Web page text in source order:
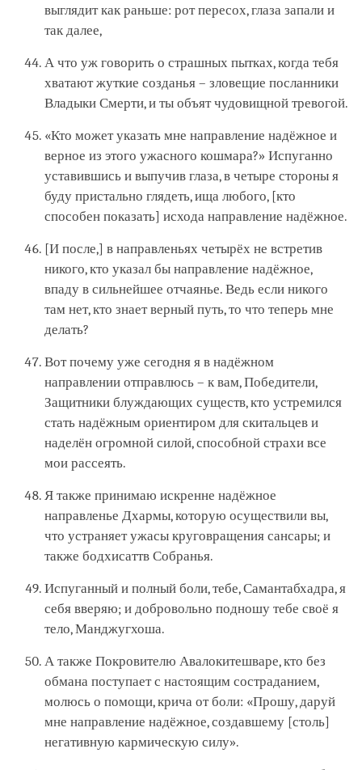
выглядит как раньше: рот пересох, глаза запали и
так далее,
А что уж говорить о страшных пытках, когда тебя
хватают жуткие созданья – зловещие посланники
Владыки Смерти, и ты объят чудовищной тревогой.
«Кто может указать мне направление надёжное и
верное из этого ужасного кошмара?» Испуганно
уставившись и выпучив глаза, в четыре стороны я
буду пристально глядеть, ища любого, [кто
способен показать] исхода направление надёжное.
[И после,] в направленьях четырёх не встретив
никого, кто указал бы направление надёжное,
впаду в сильнейшее отчаянье. Ведь если никого
там нет, кто знает верный путь, то что теперь мне
делать?
Вот почему уже сегодня я в надёжном
направлении отправлюсь – к вам, Победители,
Защитники блуждающих существ, кто устремился
стать надёжным ориентиром для скитальцев и
наделён огромной силой, способной страхи все
мои рассеять.
Я также принимаю искренне надёжное
направленье Дхармы, которую осуществили вы,
что устраняет ужасы круговращения сансары; и
также бодхисаттв Собранья.
Испуганный и полный боли, тебе, Самантабхадра, я
себя вверяю; и добровольно подношу тебе своё я
тело, Манджугхоша.
А также Покровителю Авалокитешваре, кто без
обмана поступает с настоящим состраданием,
молюсь о помощи, крича от боли: «Прошу, даруй
мне направление надёжное, создавшему [столь]
негативную кармическую силу».